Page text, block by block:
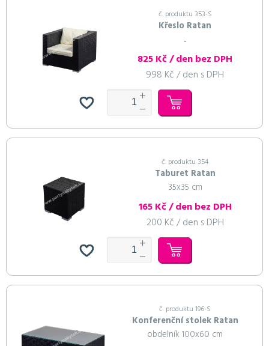
č. produktu 353-S
Křeslo Ratan
...
825 Kč / den bez DPH
998 Kč / den s DPH
č. produktu 354
Taburet Ratan
35x35 cm
165 Kč / den bez DPH
200 Kč / den s DPH
č. produktu 196-S
Konferenční stolek Ratan
obdelník 100x60 cm